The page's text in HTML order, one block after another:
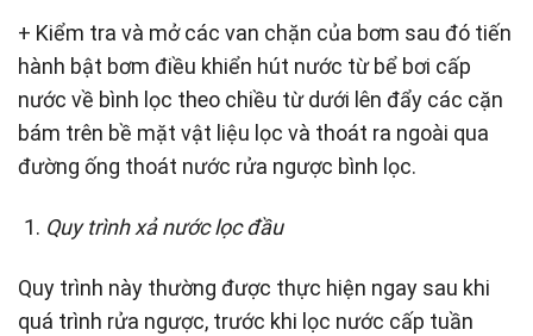
+ Kiểm tra và mở các van chặn của bơm sau đó tiến
hành bật bơm điều khiển hút nước từ bể bơi cấp
nước về bình lọc theo chiều từ dưới lên đẩy các cặn
bám trên bề mặt vật liệu lọc và thoát ra ngoài qua
đường ống thoát nước rửa ngược bình lọc.
Quy trình xả nước lọc đầu
Quy trình này thường được thực hiện ngay sau khi
quá trình rửa ngược, trước khi lọc nước cấp tuần